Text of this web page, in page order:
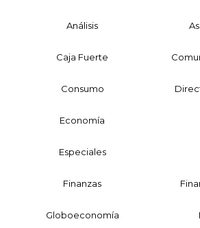
Análisis
Caja Fuerte
Consumo
Economía
Especiales
Finanzas
Globoeconomía